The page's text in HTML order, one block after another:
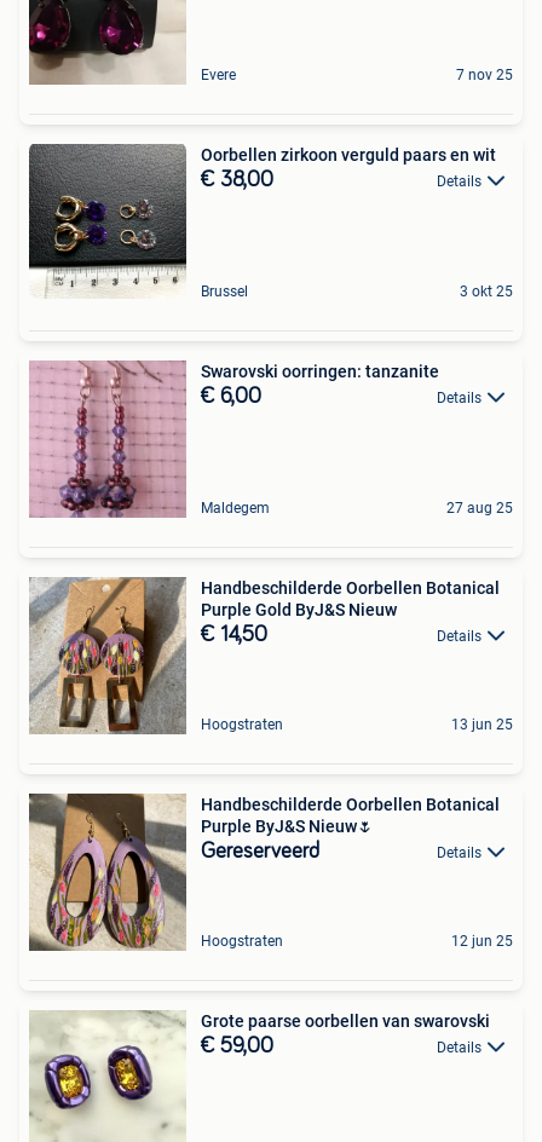
Evere 7 nov 25
Oorbellen zirkoon verguld paars en wit
€ 38,00 Details
Brussel 3 okt 25
Swarovski oorringen: tanzanite
€ 6,00 Details
Maldegem 27 aug 25
Handbeschilderde Oorbellen Botanical
Purple Gold ByJ&S Nieuw
€ 14,50 Details
Hoogstraten 13 jun 25
Handbeschilderde Oorbellen Botanical
Purple ByJ&S Nieuw🌷
Gereserveerd Details
Hoogstraten 12 jun 25
Grote paarse oorbellen van swarovski
€ 59,00 Details